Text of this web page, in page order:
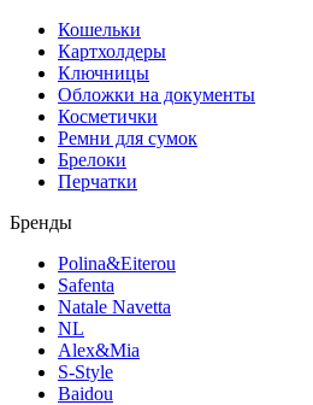
Кошельки
Картхолдеры
Ключницы
Обложки на документы
Косметички
Ремни для сумок
Брелоки
Перчатки
Бренды
Polina&Eiterou
Safenta
Natale Navetta
NL
Alex&Mia
S-Style
Baidou